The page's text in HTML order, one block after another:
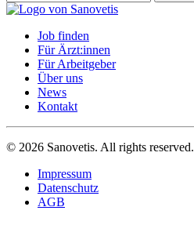
Job finden
Für Ärzt:innen
Für Arbeitgeber
Über uns
News
Kontakt
© 2026 Sanovetis. All rights reserved.
Impressum
Datenschutz
AGB